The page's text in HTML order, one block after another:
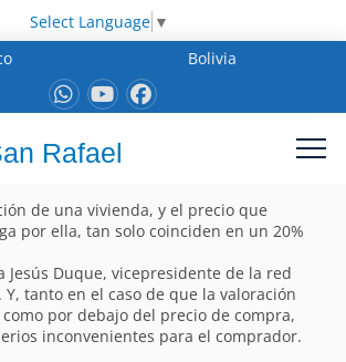
Select Language ▼
Bolivia
Rafael
de una vivienda, y el precio que
por ella, tan solo coinciden en un 20%
Jesús Duque, vicepresidente de la red
tanto en el caso de que la valoración
por debajo del precio de compra,
inconvenientes para el comprador.